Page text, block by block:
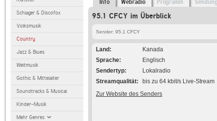
Schlager & Discofox
Volksmusik
Country
Jazz & Blues
Weltmusik
Gothic & Mittelalter
Soundtracks & Musical
Kinder-Musik
Mehr Genres
Info Webradio Programm
95.1 CFCY im Überblick
Sender: 95.1 CFCY
Land
Kanada
Sprache
Englisch
Sendertyp
Lokalradio
Streamqualität
bis zu 64 kbit/s Live-Stream
Zur Website des Senders